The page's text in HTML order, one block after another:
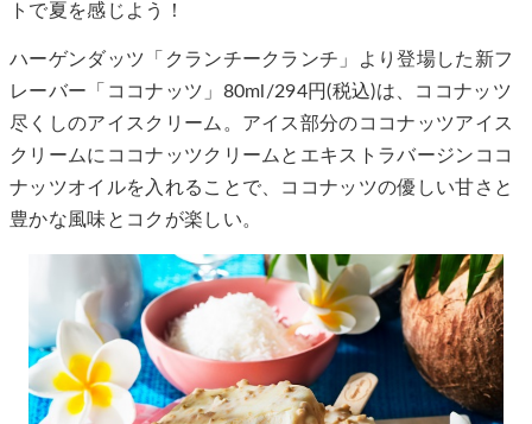
トで夏を感じよう！
ハーゲンダッツ「クランチークランチ」より登場した新フ
レーバー「ココナッツ」80ml/294円(税込)は、ココナッツ
尽くしのアイスクリーム。アイス部分のココナッツアイス
クリームにココナッツクリームとエキストラバージンココ
ナッツオイルを入れることで、ココナッツの優しい甘さと
豊かな風味とコクが楽しい。